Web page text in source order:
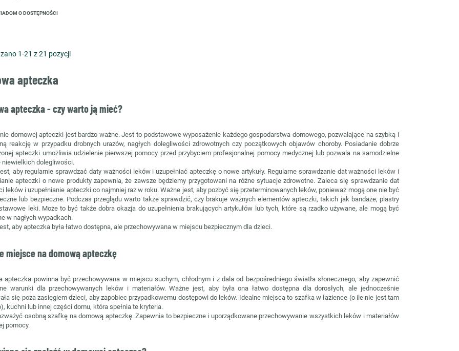
O DOSTĘPNOŚCI
1-21 z 21 pozycji
apteczka
apteczka - czy warto ją mieć?
domowej apteczki jest bardzo ważne. Jest to podstawowe wyposażenie każdego gospodarstwa domowego, pozwalające na szybką i
reakcję w przypadku drobnych urazów, nagłych dolegliwości zdrowotnych czy początkowych objawów choroby. Posiadanie dobrze
apteczki umożliwia udzielenie pierwszej pomocy przed przybyciem profesjonalnej pomocy medycznej lub pozwala na samodzielne
niewielkich dolegliwości.
aby regularnie sprawdzać daty ważności leków i uzupełniać apteczkę o nowe artykuły. Regularne sprawdzanie dat ważności leków i
apteczki o nowe produkty zapewnia, że zawsze będziemy przygotowani na różne sytuacje zdrowotne. Zaleca się sprawdzanie dat
leków i uzupełnianie apteczki co najmniej raz w roku. Ważne jest, aby pozbyć się przeterminowanych leków, ponieważ mogą one nie być
lub bezpieczne. Podczas przeglądu warto także sprawdzić, czy brakuje ważnych elementów apteczki, takich jak bandaże, plastry
leki. Może to być także dobra okazja do uzupełnienia brakujących artykułów lub tych, które są rzadko używane, ale mogą być
w nagłych wypadkach.
aby apteczka była łatwo dostępna, ale przechowywana w miejscu bezpiecznym dla dzieci.
miejsce na domową apteczkę
apteczka powinna być przechowywana w miejscu suchym, chłodnym i z dala od bezpośredniego światła słonecznego, aby zapewnić
warunki dla przechowywanych leków i materiałów. Ważne jest, aby była ona łatwo dostępna dla dorosłych, ale jednocześnie
się poza zasięgiem dzieci, aby zapobiec przypadkowemu dostępowi do leków. Idealne miejsca to szafka w łazience (o ile nie jest tam
kuchni lub innej części domu, która spełnia te kryteria.
osobną szafkę na domową apteczkę. Zapewnia to bezpieczne i uporządkowane przechowywanie wszystkich leków i materiałów
pomocy.